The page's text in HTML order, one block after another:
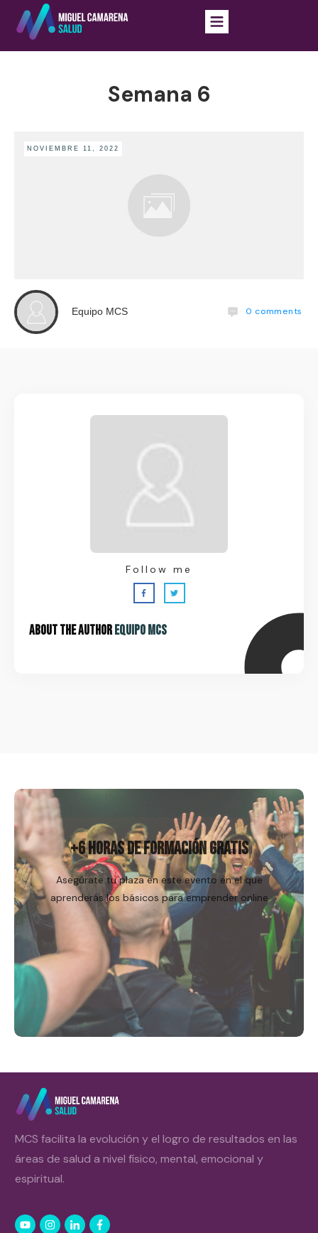
Semana 6
NOVIEMBRE 11, 2022
Equipo MCS 0 comments
About the AuthorEquipo MCS
Follow me
+6 HORAS DE FORMACIÓN GRATIS
Asegúrate tu plaza en este evento en el que
aprenderás los básicos para emprender online
Regístrame
MCS facilita la evolución y el logro de resultados en las
áreas de salud a nivel físico, mental, emocional y
espiritual.